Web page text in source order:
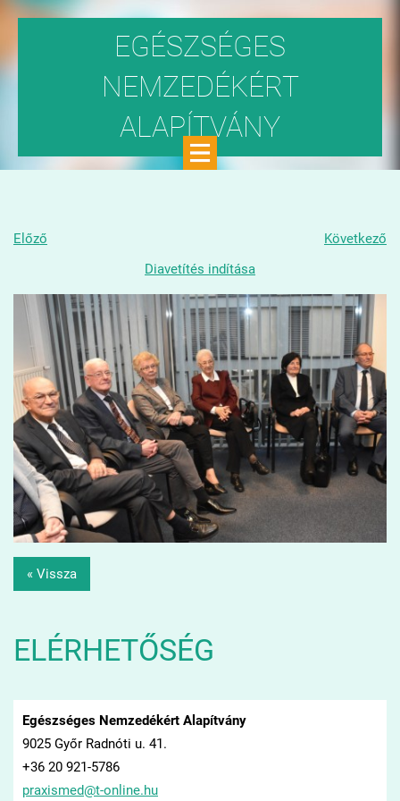
EGÉSZSÉGES
NEMZEDÉKÉRT
ALAPÍTVÁNY
Előző
Következő
Diavetítés indítása
« Vissza
ELÉRHETŐSÉG
Egészséges Nemzedékért Alapítvány
9025 Győr Radnóti u. 41.
+36 20 921-5786
praxismed@t-online.hu